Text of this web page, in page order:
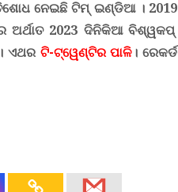
ନେଇଛି ଟିମ୍ ଇଣ୍ଡିଆ । 2019
ଅର୍ଥାତ 2023 ଦିନିକିଆ ବିଶ୍ୱକପ୍
। ଏଥର ଟି-ଟ୍ୱେଣ୍ଟିର ପାଳି । ରେକର୍ଡ